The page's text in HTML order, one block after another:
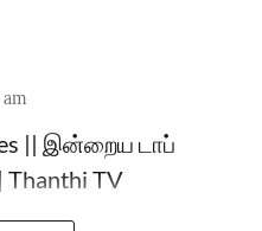
|| இன்றைய டாப்
TV